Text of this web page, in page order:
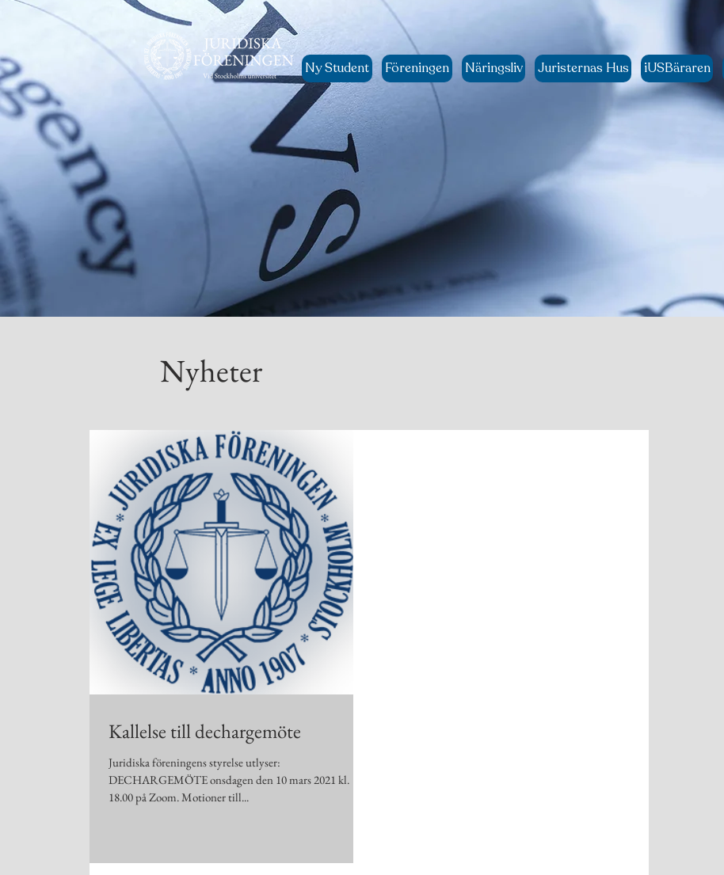
Ny Student Föreningen Näringsliv Juristernas Hus iUSBäraren
Nyheter
Kallelse till dechargemöte
Juridiska föreningens styrelse utlyser:
DECHARGEMÖTE onsdagen den 10 mars 2021 kl.
18.00 på Zoom. Motioner till...